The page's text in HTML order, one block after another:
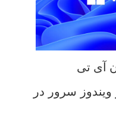
آی تی
سرور در